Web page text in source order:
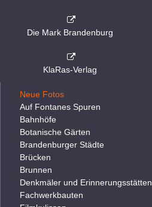
Die Mark Brandenburg
KlaRas-Verlag
Neue Fotos
Auf Fontanes Spuren
Bahnhöfe
Botanische Gärten
Brandenburger Städte
Brücken
Brunnen
Denkmäler und Erinnerungsstätten
Fachwerkbauten